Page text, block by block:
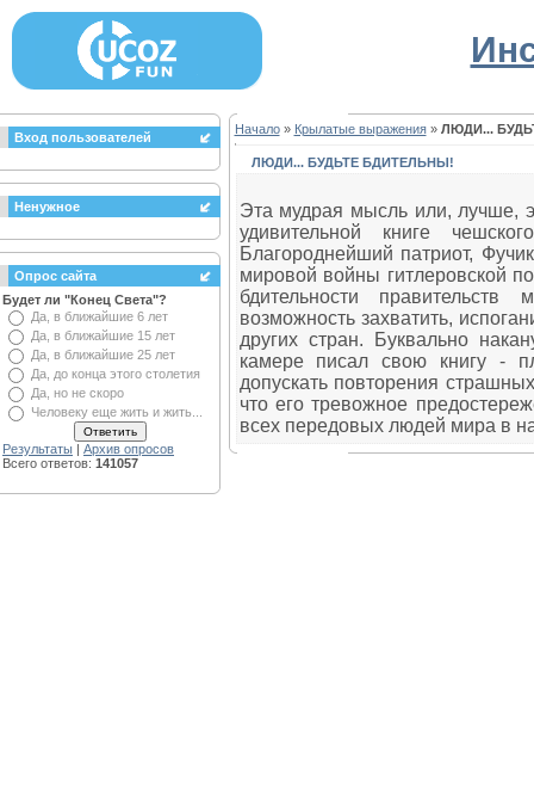
Вход пользователей
Ненужное
Опрос сайта
Будет ли "Конец Света"?
Да, в ближайшие 6 лет
Да, в ближайшие 15 лет
Да, в ближайшие 25 лет
Да, до конца этого столетия
Да, но не скоро
Человеку еще жить и жить...
Результаты | Архив опросов
Всего ответов: 141057
Начало» Крылатые выражения» ЛЮДИ...
ЛЮДИ... БУДЬТЕ БДИТЕЛЬНЫ!
Эта мудрая мысль или, лучше,
удивительной книге
Благороднейший патриот,
мировой войны гитлеровской
бдительности
возможность захватить,
других стран. Буквально
камере писал свою книгу -
допускать повторения
что его тревожное
всех передовых людей мира в